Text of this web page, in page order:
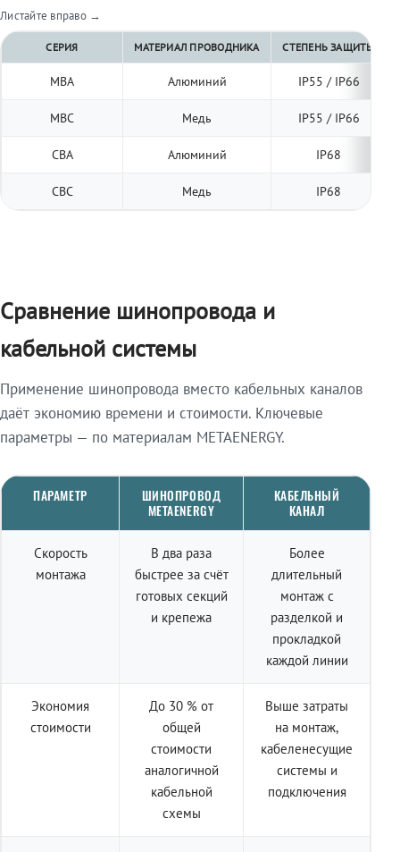
Листайте вправо →
СЕРИЯ МАТЕРИАЛ ПРОВОДНИКА СТЕПЕНЬ ЗАЩИТЫ
МВА Алюминий IP55 / IP66
МВС Медь IP55 / IP66
СВА Алюминий IP68
СВС Медь IP68
Сравнение шинопровода и
кабельной системы
Применение шинопровода вместо кабельных каналов
даёт экономию времени и стоимости. Ключевые
параметры — по материалам METAENERGY.
ПАРАМЕТР
ШИНОПРОВОД
METAENERGY
КАБЕЛЬНЫЙ
КАНАЛ
Скорость
монтажа
В два раза
быстрее за счёт
готовых секций
и крепежа
Более
длительный
монтаж с
разделкой и
прокладкой
каждой линии
Экономия
стоимости
До 30 % от
общей
стоимости
аналогичной
кабельной
схемы
Выше затраты
на монтаж,
кабеленесущие
системы и
подключения